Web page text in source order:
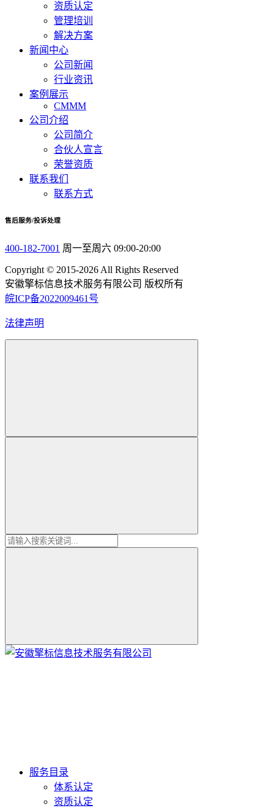
资质认定
管理培训
解决方案
新闻中心
公司新闻
行业资讯
案例展示
CMMM
公司介绍
公司简介
合伙人宣言
荣誉资质
联系我们
联系方式
售后服务/投诉处理
400-182-7001 周一至周六 09:00-20:00
Copyright © 2015-2026 All Rights Reserved
安徽擎标信息技术服务有限公司 版权所有
皖ICP备2022009461号
法律声明
服务目录
体系认定
资质认定